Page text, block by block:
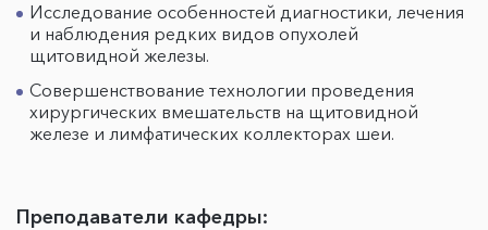
Исследование особенностей диагностики, лечения
и наблюдения редких видов опухолей
щитовидной железы.
Совершенствование технологии проведения
хирургических вмешательств на щитовидной
железе и лимфатических коллекторах шеи.
Преподаватели кафедры: